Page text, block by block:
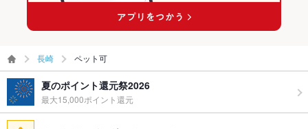
長崎 ペット可
夏のポイント還元祭2026
最大15,000ポイント還元